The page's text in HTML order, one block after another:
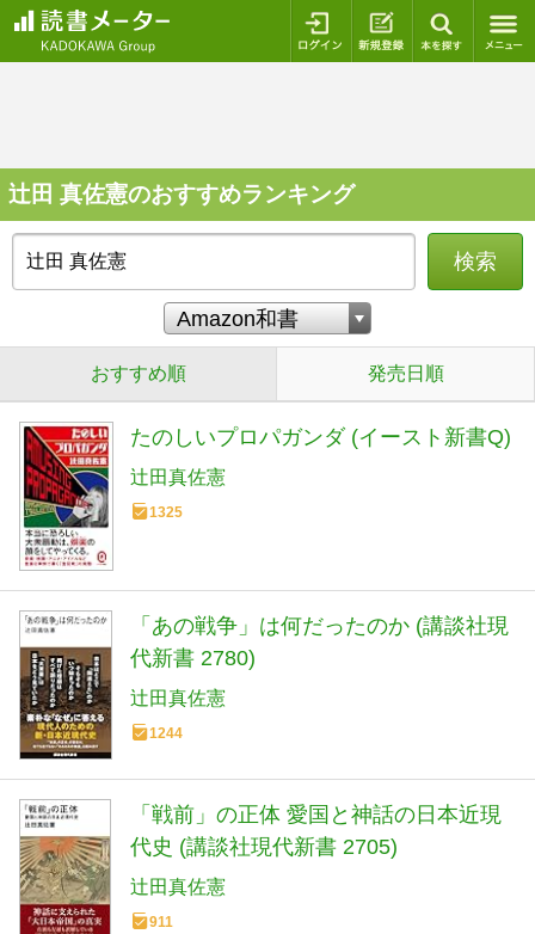
ログイン 新規登録
辻田 真佐憲のおすすめランキング
検索
おすすめ順 発売日順
たのしいプロパガンダ (イースト新書Q)
辻田真佐憲
1325
「あの戦争」は何だったのか (講談社現
代新書 2780)
辻田真佐憲
1244
「戦前」の正体 愛国と神話の日本近現
代史 (講談社現代新書 2705)
辻田真佐憲
911